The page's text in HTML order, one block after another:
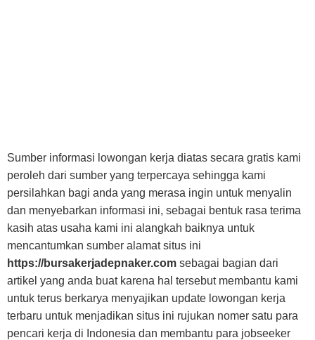
Sumber informasi lowongan kerja diatas secara gratis kami
peroleh dari sumber yang terpercaya sehingga kami
persilahkan bagi anda yang merasa ingin untuk menyalin
dan menyebarkan informasi ini, sebagai bentuk rasa terima
kasih atas usaha kami ini alangkah baiknya untuk
mencantumkan sumber alamat situs ini
https://bursakerjadepnaker.com sebagai bagian dari
artikel yang anda buat karena hal tersebut membantu kami
untuk terus berkarya menyajikan update lowongan kerja
terbaru untuk menjadikan situs ini rujukan nomer satu para
pencari kerja di Indonesia dan membantu para jobseeker